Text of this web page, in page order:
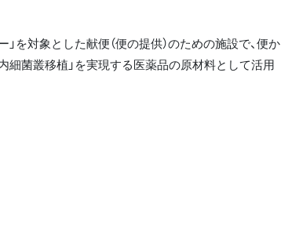
を対象とした献便（便の提供）のための施設で、便か
細菌叢移植」を実現する医薬品の原材料として活用